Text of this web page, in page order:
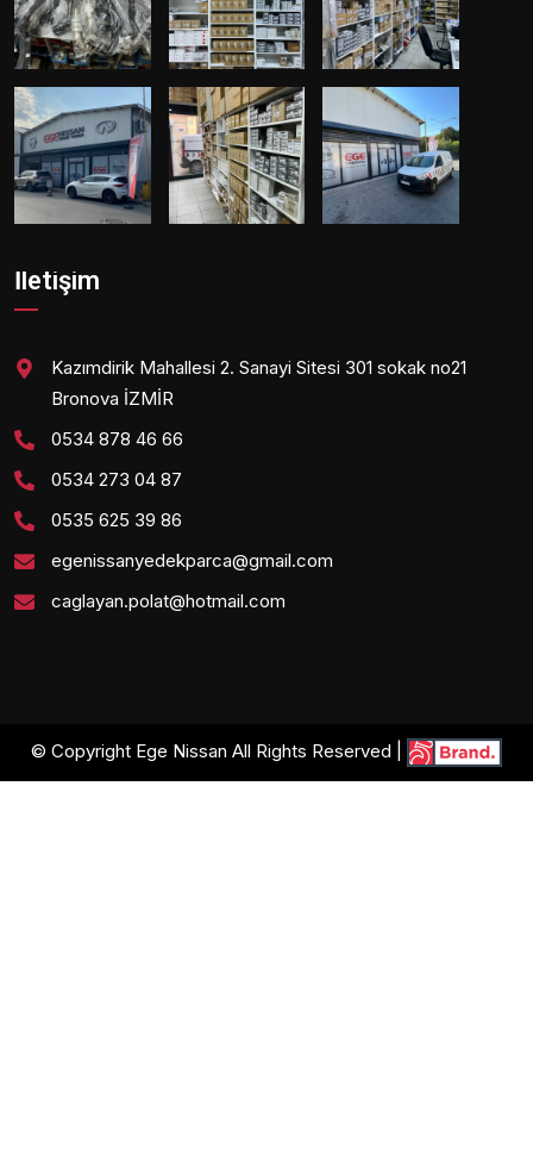
İletişim
Kazımdirik Mahallesi 2. Sanayi Sitesi 301 sokak no21
Bronova İZMİR
0534 878 46 66
0534 273 04 87
0535 625 39 86
egenissanyedekparca@gmail.com
caglayan.polat@hotmail.com
© Copyright Ege Nissan All Rights Reserved |